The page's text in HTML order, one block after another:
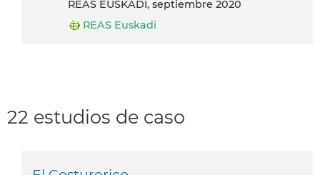
REAS EUSKADI, septiembre 2020
REAS Euskadi
22 estudios de caso